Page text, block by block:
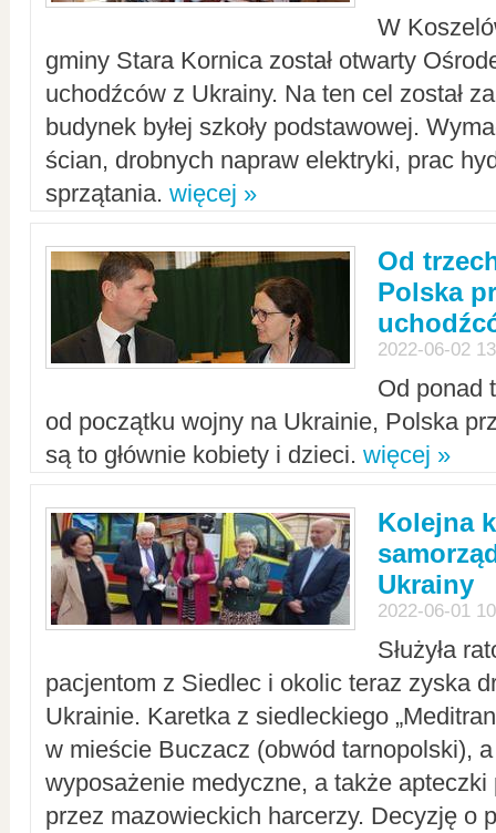
W
gminy Stara Kornica został otwarty
uchodźców z Ukrainy. Na ten cel został
budynek byłej szkoły podstawowej.
ścian, drobnych napraw elektryki, prac
sprzątania. więcej »
Od
Polska
2022-06-02
Od ponad
od początku wojny na Ukrainie, Polska
są to głównie kobiety i dzieci. więcej »
Kolejna
Ukrainy
2022-06-01
Służyła
pacjentom z Siedlec i okolic teraz zyska
Ukrainie. Karetka z siedleckiego
w mieście Buczacz (obwód tarnopolski),
wyposażenie medyczne, a także apteczki
przez mazowieckich harcerzy. Decyzję o